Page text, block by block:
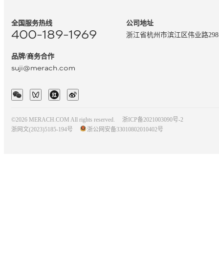
全国服务热线
400-189-1969
品牌/商务合作
suji@merach.com
公司地址
浙江省杭州市滨江区伟业路
©2026 MERACH.COM All rights reserved.
浙ICP备2021003090号-2
浙网文(2023)5185-194号
浙公网安备33010802010402号